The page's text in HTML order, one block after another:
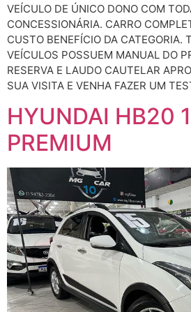
VEÍCULO DE ÚNICO DONO COM
CONCESSIONÁRIA. CARRO
CUSTO BENEFÍCIO DA CATEGORIA.
VEÍCULOS POSSUEM MANUAL DO
RESERVA E LAUDO CAUTELAR
SUA VISITA E VENHA FAZER UM
HYUNDAI HB20
PREMIUM